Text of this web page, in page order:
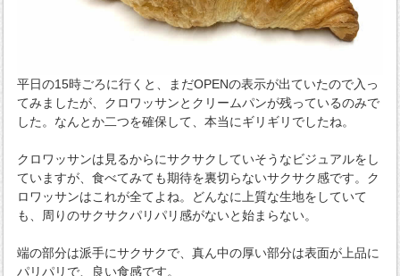
平日の15時ごろに行くと、まだOPENの表示が出ていたので入っ
てみましたが、クロワッサンとクリームパンが残っているのみで
した。なんとか二つを確保して、本当にギリギリでしたね。
クロワッサンは見るからにサクサクしていそうなビジュアルをし
ていますが、食べてみても期待を裏切らないサクサク感です。ク
ロワッサンはこれが全てよね。どんなに上質な生地をしていて
も、周りのサクサクパリパリ感がないと始まらない。
端の部分は派手にサクサクで、真ん中の厚い部分は表面が上品に
パリパリで、良い食感です。